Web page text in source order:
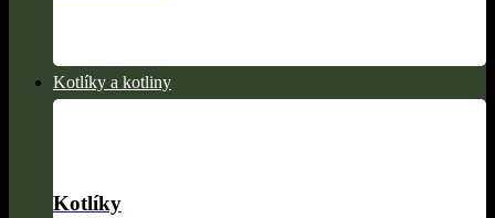
Kotlíky a kotliny
Kotlíky